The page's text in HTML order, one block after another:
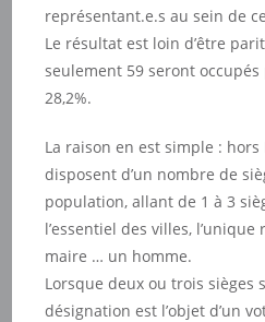
représentant.e.s au sein de
Le résultat est loin d’être
seulement 59 seront
28,2%.
La raison en est simple : hors
disposent d’un nombre de
population, allant de 1 à 3
l’essentiel des villes,
maire … un homme.
Lorsque deux ou trois sièges
désignation est l’objet d’un